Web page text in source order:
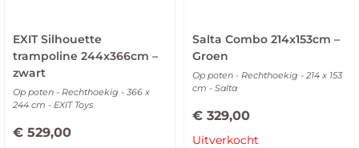
EXIT Silhouette
trampoline 244x366cm –
zwart
Op poten - Rechthoekig - 366 x
244 cm - EXIT Toys
€ 529,00
Salta Combo 214x153cm –
Groen
Op poten - Rechthoekig - 214 x 153
cm - Salta
€ 329,00
Uitverkocht